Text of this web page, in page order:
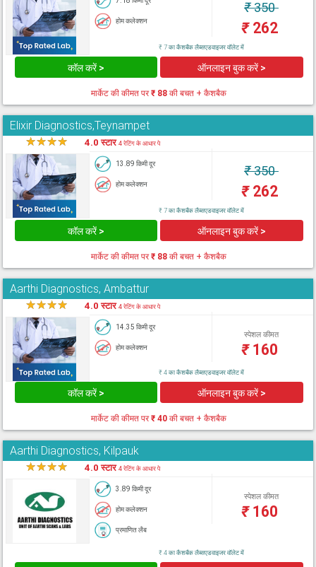
होम कलेक्शन
₹350
₹262
₹ 7 का कैशबैक लैब्सएडवाइजर वॉलेट में
कॉल करें > ऑनलाइन बुक करें >
मार्केट की कीमत पर₹ 88 की बचत + कैशबैक
Elixir Diagnostics,Teynampet
★★★★ 4.0 स्टार4 रेटिंग के आधार पे
13.89 किमी दूर
होम कलेक्शन
₹350
₹262
₹ 7 का कैशबैक लैब्सएडवाइजर वॉलेट में
कॉल करें > ऑनलाइन बुक करें >
मार्केट की कीमत पर₹ 88 की बचत + कैशबैक
Aarthi Diagnostics, Ambattur
★★★★ 4.0 स्टार4 रेटिंग के आधार पे
14.35 किमी दूर
होम कलेक्शन
स्पेशल कीमत
₹160
₹ 4 का कैशबैक लैब्सएडवाइजर वॉलेट में
कॉल करें > ऑनलाइन बुक करें >
मार्केट की कीमत पर₹ 40 की बचत + कैशबैक
Aarthi Diagnostics, Kilpauk
★★★★ 4.0 स्टार4 रेटिंग के आधार पे
3.89 किमी दूर
होम कलेक्शन
प्रमाणित लैब
स्पेशल कीमत
₹160
₹ 4 का कैशबैक लैब्सएडवाइजर वॉलेट में